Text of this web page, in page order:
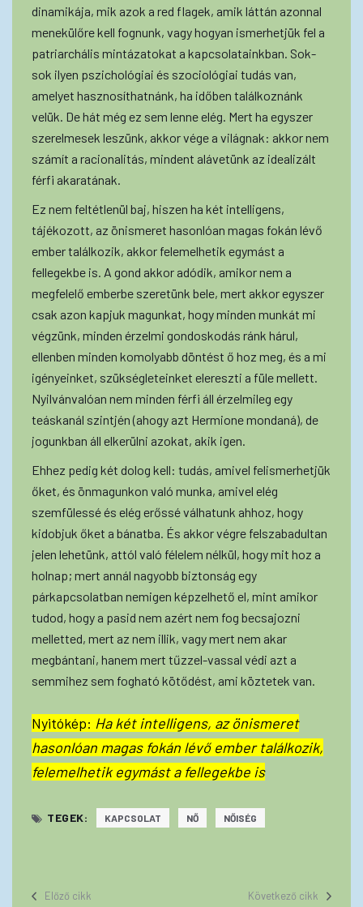
dinamikája, mik azok a red flagek, amik láttán azonnal
menekülőre kell fognunk, vagy hogyan ismerhetjük fel a
patriarchális mintázatokat a kapcsolatainkban. Sok-
sok ilyen pszichológiai és szociológiai tudás van,
amelyet hasznosíthatnánk, ha időben találkoznánk
velük. De hát még ez sem lenne elég. Mert ha egyszer
szerelmesek leszünk, akkor vége a világnak: akkor nem
számít a racionalitás, mindent alávetünk az idealizált
férfi akaratának.
Ez nem feltétlenül baj, hiszen ha két intelligens,
tájékozott, az önismeret hasonlóan magas fokán lévő
ember találkozik, akkor felemelhetik egymást a
fellegekbe is. A gond akkor adódik, amikor nem a
megfelelő emberbe szeretünk bele, mert akkor egyszer
csak azon kapjuk magunkat, hogy minden munkát mi
végzünk, minden érzelmi gondoskodás ránk hárul,
ellenben minden komolyabb döntést ő hoz meg, és a mi
igényeinket, szükségleteinket elereszti a füle mellett.
Nyilvánvalóan nem minden férfi áll érzelmileg egy
teáskanál szintjén (ahogy azt Hermione mondaná), de
jogunkban áll elkerülni azokat, akik igen.
Ehhez pedig két dolog kell: tudás, amivel felismerhetjük
őket, és önmagunkon való munka, amivel elég
szemfülessé és elég erőssé válhatunk ahhoz, hogy
kidobjuk őket a bánatba. És akkor végre felszabadultan
jelen lehetünk, attól való félelem nélkül, hogy mit hoz a
holnap; mert annál nagyobb biztonság egy
párkapcsolatban nemigen képzelhető el, mint amikor
tudod, hogy a pasid nem azért nem fog becsajozni
melletted, mert az nem illik, vagy mert nem akar
megbántani, hanem mert tűzzel-vassal védi azt a
semmihez sem fogható kötődést, ami köztetek van.
Nyitókép: Ha két intelligens, az önismeret
hasonlóan magas fokán lévő ember találkozik,
felemelhetik egymást a fellegekbe is
TEGEK: KAPCSOLAT NŐ NŐISÉG
Előző cikk Következő cikk